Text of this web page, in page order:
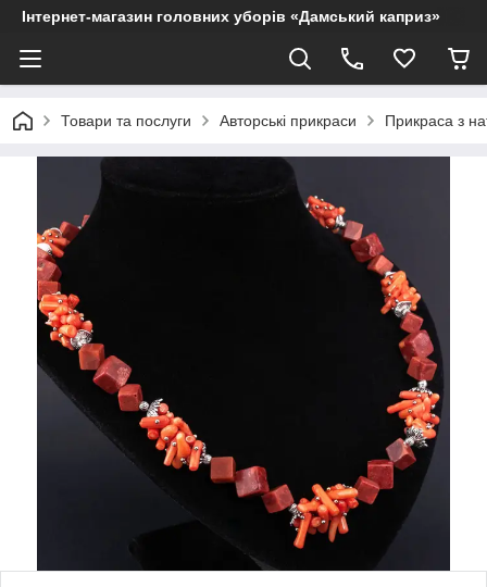
Інтернет-магазин головних уборів «Дамський каприз»
Товари та послуги Авторські прикраси Прикраса з